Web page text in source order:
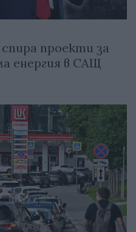
проекти за
енергия в САЩ